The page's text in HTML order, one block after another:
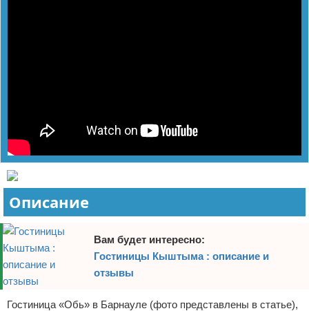
Описание
Вам будет интересно:
Гостиницы Кыштыма : описание и
отзывы
Гостиница «Обь» в Барнауле (фото представлены в статье),